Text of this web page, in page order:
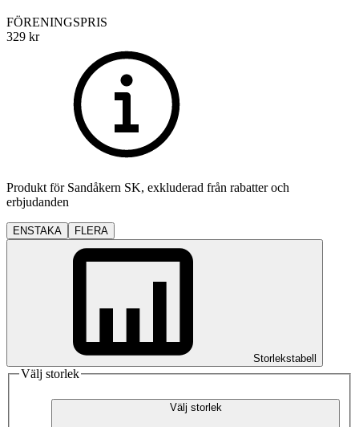
FÖRENINGSPRIS
329 kr
Produkt för Sandåkern SK, exkluderad från rabatter och
erbjudanden
ENSTAKA FLERA
Storlekstabell
Välj storlek
Välj storlek